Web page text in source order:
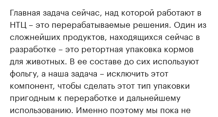
Главная задача сейчас, над которой работают в
НТЦ – это перерабатываемые решения. Один из
сложнейших продуктов, находящихся сейчас в
разработке – это ретортная упаковка кормов
для животных. В ее составе до сих используют
фольгу, а наша задача – исключить этот
компонент, чтобы сделать этот тип упаковки
пригодным к переработке и дальнейшему
использованию. Именно поэтому мы пока не